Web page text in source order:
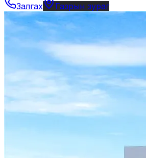
Залгах
Газрын зураг